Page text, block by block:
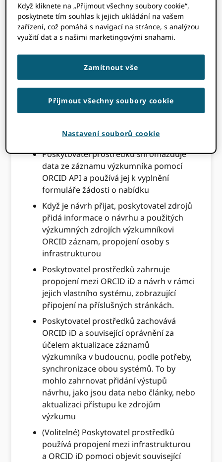
výzkumný pracovník předloží návrh na
přístup ke zdroji pro výzkum.
Výzkumný pracovník zahájí proces
(an ORCID člen)
Poskytovatel prostředků ověří
výzkumníka ORCID iD, požaduje
povolení k interakci s jejich záznamy a
ukládá toto povolení. Technické
naleznete v našich dokumentech.
Poskytovatel prostředků shromažďuje
data ze záznamu výzkumníka pomocí
ORCID API a používá jej k vyplnění
formuláře žádosti o nabídku
Když je návrh přijat, poskytovatel zdrojů
přidá informace o návrhu a použitých
výzkumných zdrojích výzkumníkovi
ORCID záznam, propojení osoby s
infrastrukturou
Poskytovatel prostředků zahrnuje
propojení mezi ORCID iD a návrh v rámci
jejich vlastního systému, zobrazující
připojení na příslušných stránkách.
Poskytovatel prostředků zachovává
ORCID iD a související oprávnění za
účelem aktualizace záznamů
výzkumníka v budoucnu, podle potřeby,
synchronizace obou systémů. To by
mohlo zahrnovat přidání výstupů
návrhu, jako jsou data nebo články, nebo
aktualizaci přístupu ke zdrojům
výzkumu
(Volitelné) Poskytovatel prostředků
používá propojení mezi infrastrukturou
a ORCID iD pomoci objevit související
Když kliknete na „Přijmout všechny soubory cookie“,
poskytnete tím souhlas k jejich ukládání na vašem
zařízení, což pomáhá s navigací na stránce, s analýzou
využití dat a s našimi marketingovými snahami.
Zamítnout vše
Přijmout všechny soubory cookie
Nastavení souborů cookie